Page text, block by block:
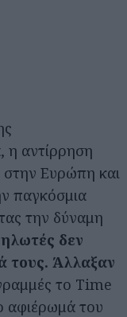
η αντίρρηση
Ευρώπη και
παγκόσμια
την δύναμη
δεν
τους. Άλλαξαν
το Time
αφιέρωμά του